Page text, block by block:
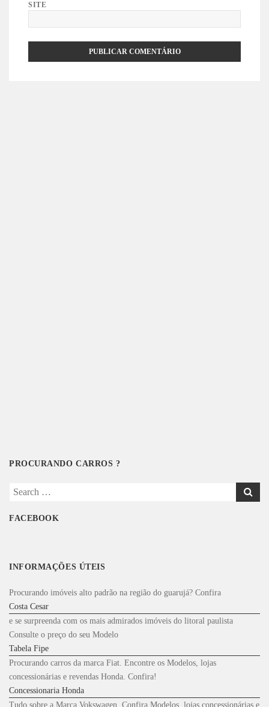
SITE
PROCURANDO CARROS ?
Search
FACEBOOK
INFORMAÇÕES ÚTEIS
Procurando imóveis alto padrão na região do guarujá? Confira
Costa Cesar
e se surpreenda com os mais admirados imóveis do litoral paulista
Consulte o preço do seu Modelo
Tabela Fipe
Procurando carros da marca Fiat. Encontre os Modelos, lojas
concessionárias e revendas Honda. Confira!
Concessionaria Honda
Tudo sobre a Marca Vokswagen. Confira Modelos, lojas concessionárias e